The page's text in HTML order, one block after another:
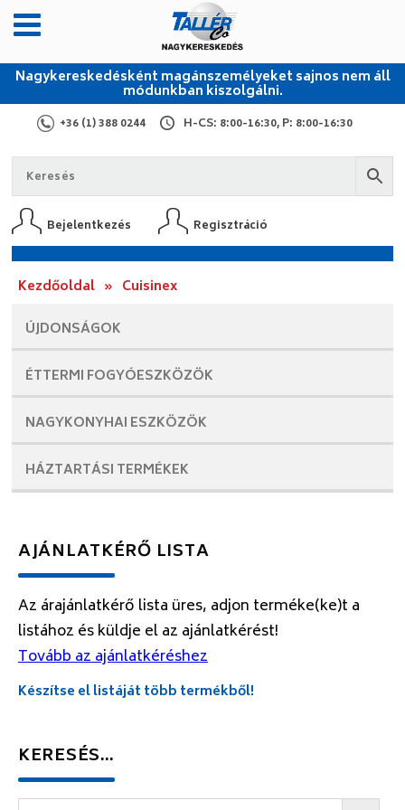
Nagykereskedésként magánszemélyeket sajnos nem áll
módunkban kiszolgálni.
+36 (1) 388 0244 H-CS: 8:00-16:30, P: 8:00-16:30
Bejelentkezés Regisztráció
Kezdőoldal » Cuisinex
ÚJDONSÁGOK
ÉTTERMI FOGYÓESZKÖZÖK
NAGYKONYHAI ESZKÖZÖK
HÁZTARTÁSI TERMÉKEK
AJÁNLATKÉRŐ LISTA
Az árajánlatkérő lista üres, adjon terméke(ke)t a
listához és küldje el az ajánlatkérést!
Tovább az ajánlatkéréshez
Készítse el listáját több termékből!
KERESÉS…